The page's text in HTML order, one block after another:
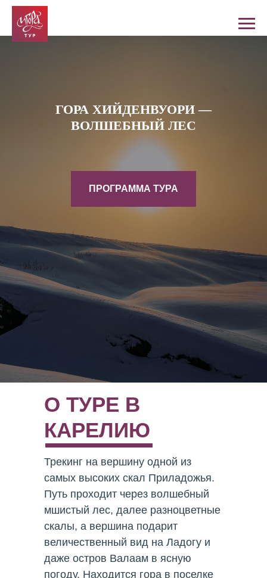
ГОРА ХИЙДЕНВУОРИ —
ВОЛШЕБНЫЙ ЛЕС
ПРОГРАММА ТУРА
О ТУРЕ В
КАРЕЛИЮ
Трекинг на вершину одной из
самых высоких скал Приладожья.
Путь проходит через волшебный
мшистый лес, далее разноцветные
скалы, а вершина подарит
величественный вид на Ладогу и
даже остров Валаам в ясную
погоду. Находится гора в поселке